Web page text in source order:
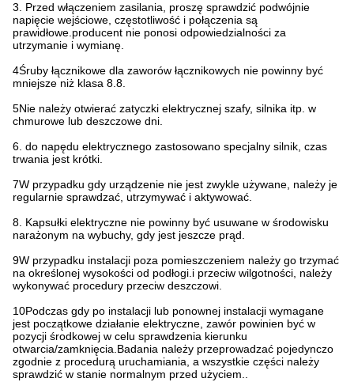
3. Przed włączeniem zasilania, proszę sprawdzić podwójnie
napięcie wejściowe, częstotliwość i połączenia są
prawidłowe.producent nie ponosi odpowiedzialności za
utrzymanie i wymianę.
4Śruby łącznikowe dla zaworów łącznikowych nie powinny być
mniejsze niż klasa 8.8.
5Nie należy otwierać zatyczki elektrycznej szafy, silnika itp. w
chmurowe lub deszczowe dni.
6. do napędu elektrycznego zastosowano specjalny silnik, czas
trwania jest krótki.
7W przypadku gdy urządzenie nie jest zwykle używane, należy je
regularnie sprawdzać, utrzymywać i aktywować.
8. Kapsułki elektryczne nie powinny być usuwane w środowisku
narażonym na wybuchy, gdy jest jeszcze prąd.
9W przypadku instalacji poza pomieszczeniem należy go trzymać
na określonej wysokości od podłogi.i przeciw wilgotności, należy
wykonywać procedury przeciw deszczowi.
10Podczas gdy po instalacji lub ponownej instalacji wymagane
jest początkowe działanie elektryczne, zawór powinien być w
pozycji środkowej w celu sprawdzenia kierunku
otwarcia/zamknięcia.Badania należy przeprowadzać pojedynczo
zgodnie z procedurą uruchamiania, a wszystkie części należy
sprawdzić w stanie normalnym przed użyciem..